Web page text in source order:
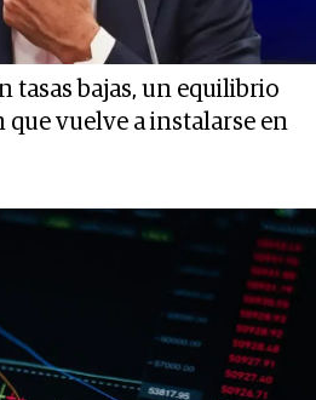
tasas bajas, un equilibrio
vuelve a instalarse en